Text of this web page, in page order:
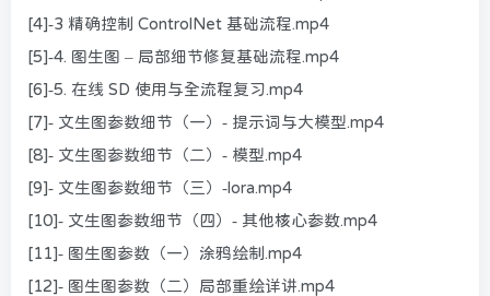
[4]-3 精确控制 ControlNet 基础流程.mp4
[5]-4. 图生图 – 局部细节修复基础流程.mp4
[6]-5. 在线 SD 使用与全流程复习.mp4
[7]- 文生图参数细节（一）- 提示词与大模型.mp4
[8]- 文生图参数细节（二）- 模型.mp4
[9]- 文生图参数细节（三）-lora.mp4
[10]- 文生图参数细节（四）- 其他核心参数.mp4
[11]- 图生图参数（一）涂鸦绘制.mp4
[12]- 图生图参数（二）局部重绘详讲.mp4